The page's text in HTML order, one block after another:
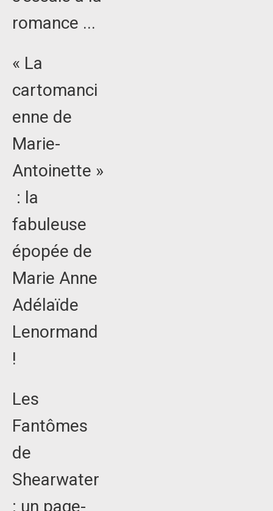
romance ...
« La
cartomanci
enne de
Marie-
Antoinette »
: la
fabuleuse
épopée de
Marie Anne
Adélaïde
Lenormand
!
Les
Fantômes
de
Shearwater
: un page-